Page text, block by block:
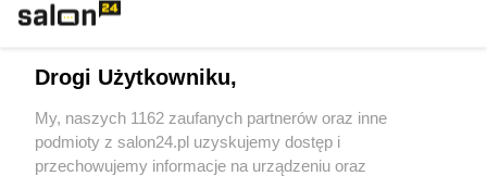
Sport
Społeczeństwo
Drogi Użytkowniku,
My, naszych 1162 zaufanych partnerów oraz inne
podmioty z salon24.pl uzyskujemy dostęp i
przechowujemy informacje na urządzeniu oraz